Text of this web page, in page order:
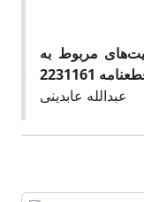
مربوط به
2231
161
عبدالله عابدینی